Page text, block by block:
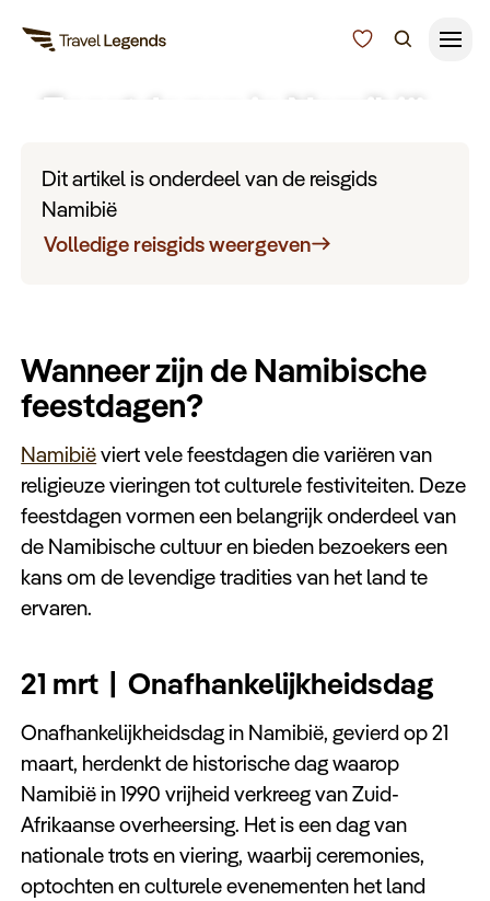
Inspiratie
Keuzehulp
Feestdagen in Namibië
Dit artikel is onderdeel van de reisgids
Namibië
Volledige reisgids weergeven
Wanneer zijn de Namibische
feestdagen?
Namibiëviert vele feestdagen die variëren van
religieuze vieringen tot culturele festiviteiten. Deze
feestdagen vormen een belangrijk onderdeel van
de Namibische cultuur en bieden bezoekers een
kans om de levendige tradities van het land te
ervaren.
21 mrt | Onafhankelijkheidsdag
Onafhankelijkheidsdag in Namibië, gevierd op 21
maart, herdenkt de historische dag waarop
Namibië in 1990 vrijheid verkreeg van Zuid-
Afrikaanse overheersing. Het is een dag van
nationale trots en viering, waarbij ceremonies,
optochten en culturele evenementen het land